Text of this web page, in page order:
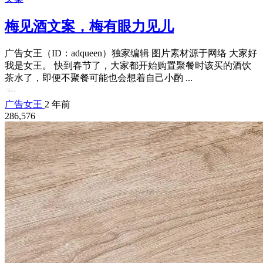
梅见酒文案，梅有眼力见儿
广告女王（ID：adqueen）独家编辑 图片素材源于网络 大家好
我是女王。 快到春节了，大家都开始购置聚餐时该买的酒饮
茶水了，即便不聚餐可能也会想着自己小酌 ...
广告女王 2 年前
286,576